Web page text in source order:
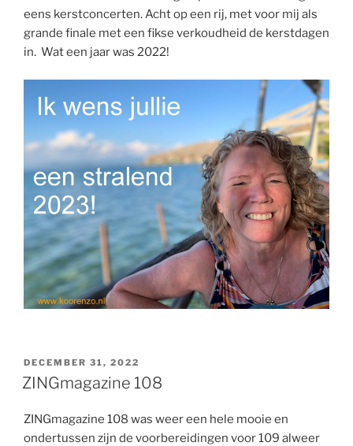
eens kerstconcerten. Acht op een rij, met voor mij als
grande finale met een fikse verkoudheid de kerstdagen
in. Wat een jaar was 2022!
GEPLAATST
OP
DECEMBER 31, 2022
ZINGmagazine 108
ZINGmagazine 108 was weer een hele mooie en
ondertussen zijn de voorbereidingen voor 109 alweer